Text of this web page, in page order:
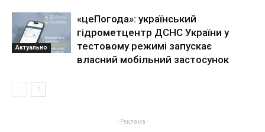
Актуально
«цеПогода»: український
гідрометцентр ДСНС України у
тестовому режимі запускає
власний мобільний застосунок
- Реклама -